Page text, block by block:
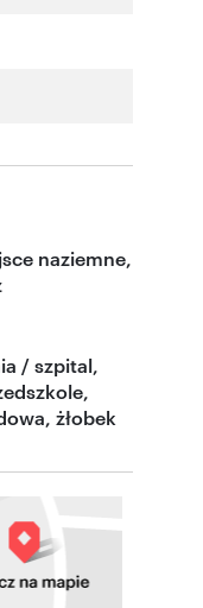
naziemne,
/ szpital,
żłobek